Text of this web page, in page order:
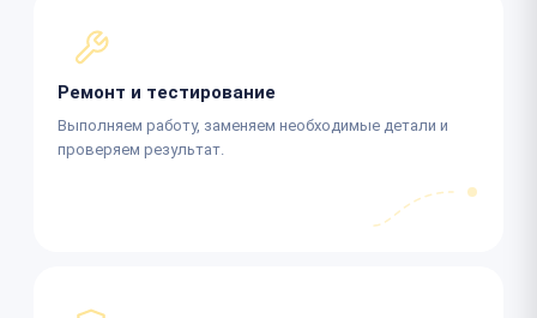
Ремонт и тестирование
Выполняем работу, заменяем необходимые детали и
проверяем результат.